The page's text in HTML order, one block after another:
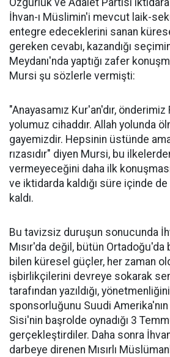
İhvan-ı Müslimin'i mevcut laik-
entegre edeceklerini sanan
gereken cevabı, kazandığı
Meydanı'nda yaptığı zafer
Mursi şu sözlerle vermişti:
"Anayasamız Kur'an'dır, önderimiz
yolumuz cihaddır. Allah yolunda
gayemizdir. Hepsinin üstünde
rızasıdır" diyen Mursi, bu
vermeyeceğini daha ilk
ve iktidarda kaldığı süre içinde
kaldı.
Bu tavizsiz duruşun sonucunda
Mısır'da değil, bütün Ortadoğu'da
bilen küresel güçler, her zaman
işbirlikçilerini devreye sokarak
tarafından yazıldığı,
sponsorluğunu Suudi
Sisi'nin başrolde oynadığı 3
gerçekleştirdiler. Daha sonra
darbeye direnen Mısırlı